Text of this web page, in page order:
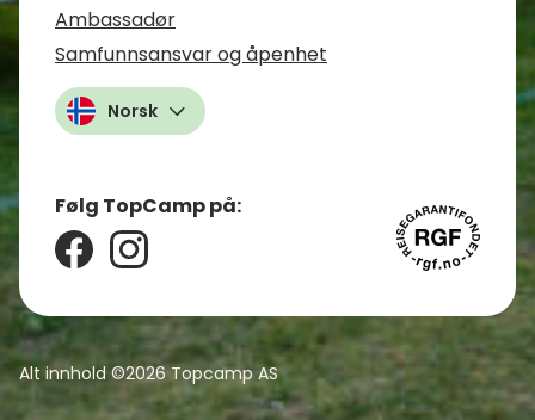
Ambassadør
Samfunnsansvar og åpenhet
Norsk
Følg TopCamp på:
Alt innhold ©2026 Topcamp AS